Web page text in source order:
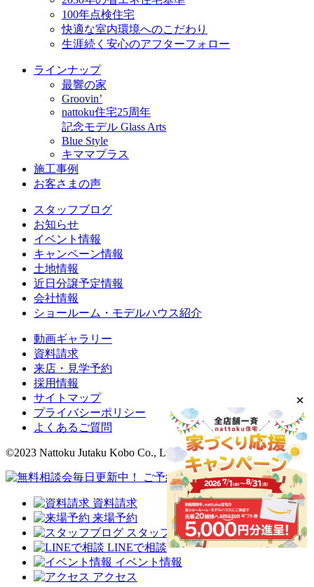
100年点検住宅
快適な室内環境へのこだわり
生涯続く安心のアフターフォロー
ラインナップ
最響の家
Groovin’
nattoku住宅25周年
記念モデル Glass Arts
Blue Style
キママプラス
施工事例
お客さまの声
スタッフブログ
お知らせ
イベント情報
キャンペーン情報
土地情報
近日分譲予定情報
会社情報
ショールーム・モデルハウス紹介
動画ギャラリー
資料請求
来店・見学予約
採用情報
サイトマップ
プライバシーポリシー
よくあるご質問
©2023 Nattoku Jutaku Kobo Co., Ltd.
資料請求
来場予約
スタッフブログ
LINEで相談
イベント情報
アクセス